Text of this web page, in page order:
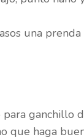
una
ganchillo
que haga